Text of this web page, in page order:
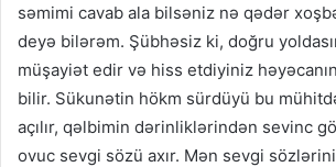
səmimi cavab ala bilsəniz nə qədər
deyə bilərəm. Şübhəsiz ki, doğru
müşayiət edir və hiss etdiyiniz
bilir. Sükunətin hökm sürdüyü bu
açılır, qəlbimin dərinliklərindən sevinc
ovuc sevgi sözü axır. Mən sevgi